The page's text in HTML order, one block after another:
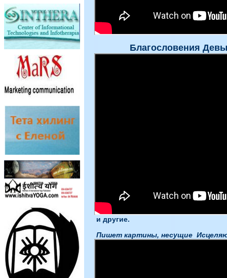
Благословения Девы
и другие.
Пишет картины, несущие